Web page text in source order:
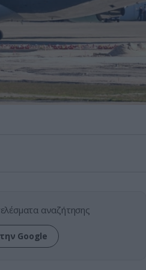
αναζήτησης
Google